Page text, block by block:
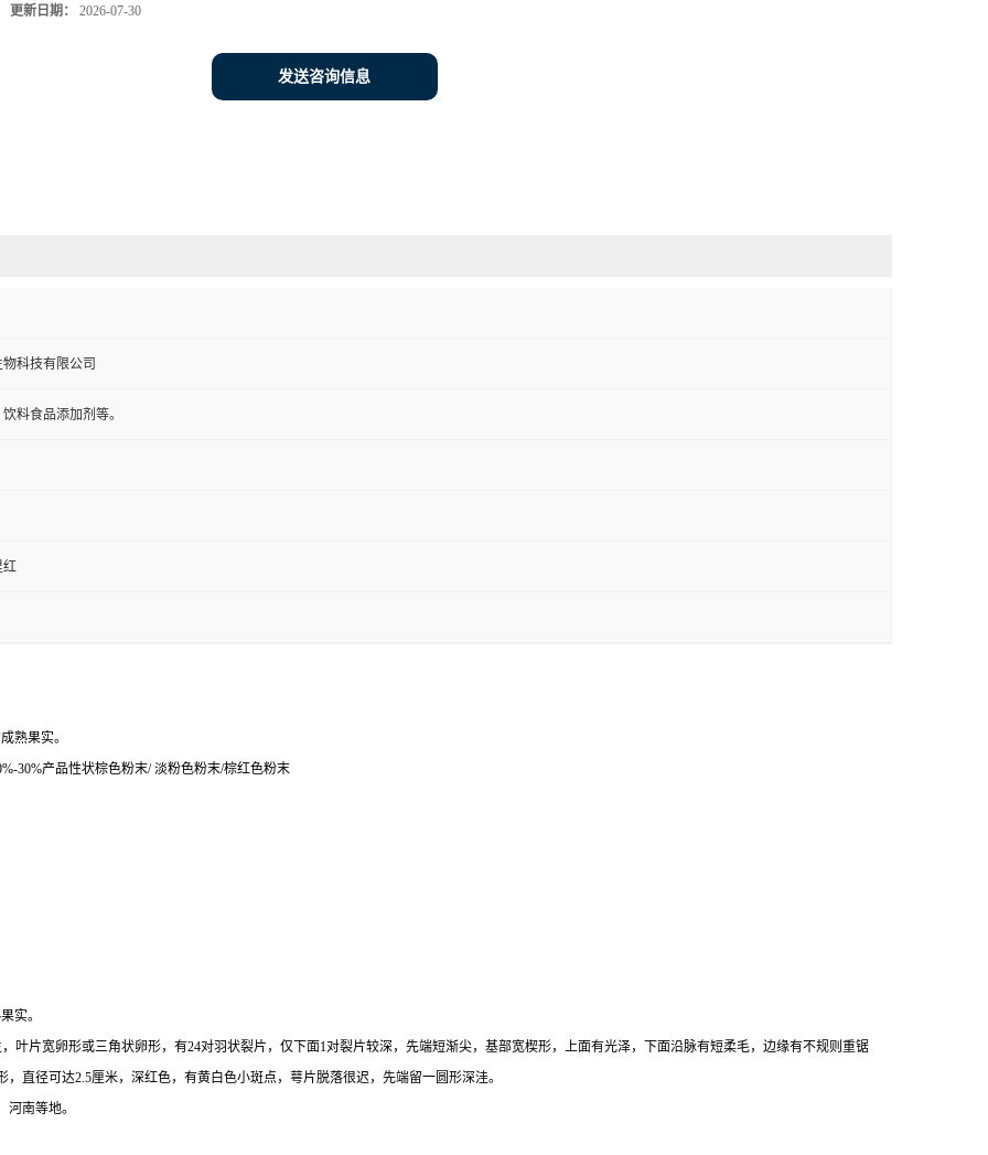
更新日期： 2026-07-30
发送咨询信息
科技有限公司
料食品添加剂等。
红
熟果实。
-30%产品性状棕色粉末/ 淡粉色粉末/棕红色粉末
实。
叶片宽卵形或三角状卵形，有24对羽状裂片，仅下面1对裂片较深，先端短渐尖，基部宽楔形，上面有光泽，下面沿脉有短柔毛，边缘有不规则重锯
直径可达2.5厘米，深红色，有黄白色小斑点，萼片脱落很迟，先端留一圆形深洼。
南等地。